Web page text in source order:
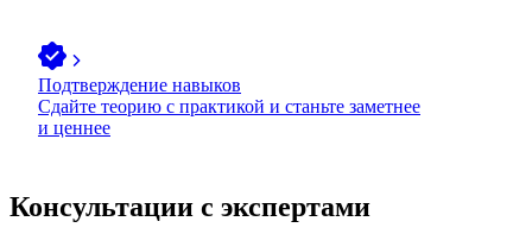
Подтверждение навыков
Сдайте теорию с практикой и станьте заметнее
и ценнее
Консультации с экспертами